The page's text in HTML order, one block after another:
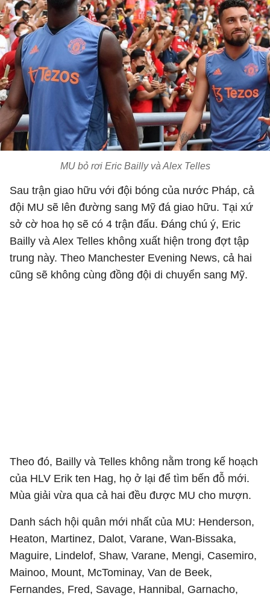
MU bỏ rơi Eric Bailly và Alex Telles
Sau trận giao hữu với đội bóng của nước Pháp, cả
đội MU sẽ lên đường sang Mỹ đá giao hữu. Tại xứ
sở cờ hoa họ sẽ có 4 trận đấu. Đáng chú ý, Eric
Bailly và Alex Telles không xuất hiện trong đợt tập
trung này. Theo Manchester Evening News, cả hai
cũng sẽ không cùng đồng đội di chuyển sang Mỹ.
Theo đó, Bailly và Telles không nằm trong kế hoạch
của HLV Erik ten Hag, họ ở lại để tìm bến đỗ mới.
Mùa giải vừa qua cả hai đều được MU cho mượn.
Danh sách hội quân mới nhất của MU: Henderson,
Heaton, Martinez, Dalot, Varane, Wan-Bissaka,
Maguire, Lindelof, Shaw, Varane, Mengi, Casemiro,
Mainoo, Mount, McTominay, Van de Beek,
Fernandes, Fred, Savage, Hannibal, Garnacho,